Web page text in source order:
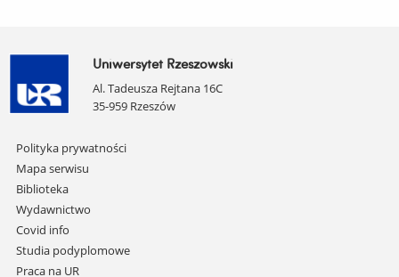
Uniwersytet Rzeszowski
Al. Tadeusza Rejtana 16C
35-959 Rzeszów
Pomiń
nawigację
i
przejdź
do
treści
Polityka prywatności
Mapa serwisu
Biblioteka
Wydawnictwo
Covid info
Studia podyplomowe
Praca na UR